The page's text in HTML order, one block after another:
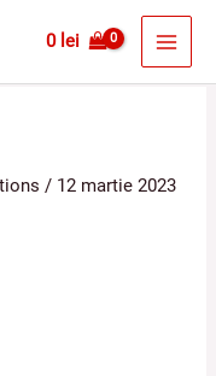
0 lei
/ 12 martie 2023